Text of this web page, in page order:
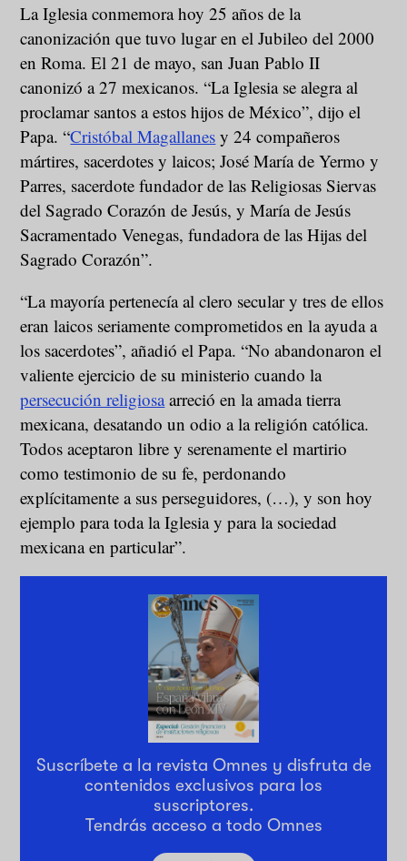
La Iglesia conmemora hoy 25 años de la
canonización que tuvo lugar en el Jubileo del 2000
en Roma. El 21 de mayo, san Juan Pablo II
canonizó a 27 mexicanos. “La Iglesia se alegra al
proclamar santos a estos hijos de México”, dijo el
Papa. “Cristóbal Magallanes y 24 compañeros
mártires, sacerdotes y laicos; José María de Yermo y
Parres, sacerdote fundador de las Religiosas Siervas
del Sagrado Corazón de Jesús, y María de Jesús
Sacramentado Venegas, fundadora de las Hijas del
Sagrado Corazón”.
“La mayoría pertenecía al clero secular y tres de ellos
eran laicos seriamente comprometidos en la ayuda a
los sacerdotes”, añadió el Papa. “No abandonaron el
valiente ejercicio de su ministerio cuando la
persecución religiosaarreció en la amada tierra
mexicana, desatando un odio a la religión católica.
Todos aceptaron libre y serenamente el martirio
como testimonio de su fe, perdonando
explícitamente a sus perseguidores, (…), y son hoy
ejemplo para toda la Iglesia y para la sociedad
mexicana en particular”.
Suscríbete a la revista Omnes y disfruta de
contenidos exclusivos para los
suscriptores.
Tendrás acceso a todo Omnes